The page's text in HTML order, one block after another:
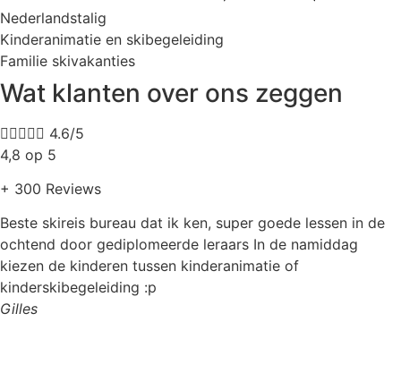
Nederlandstalig
Kinderanimatie en skibegeleiding
Familie skivakanties
Wat klanten over ons zeggen
 4.6/5
4,8 op 5
+ 300 Reviews
Beste skireis bureau dat ik ken, super goede lessen in de
ochtend door gediplomeerde leraars In de namiddag
kiezen de kinderen tussen kinderanimatie of
kinderskibegeleiding :p
Gilles